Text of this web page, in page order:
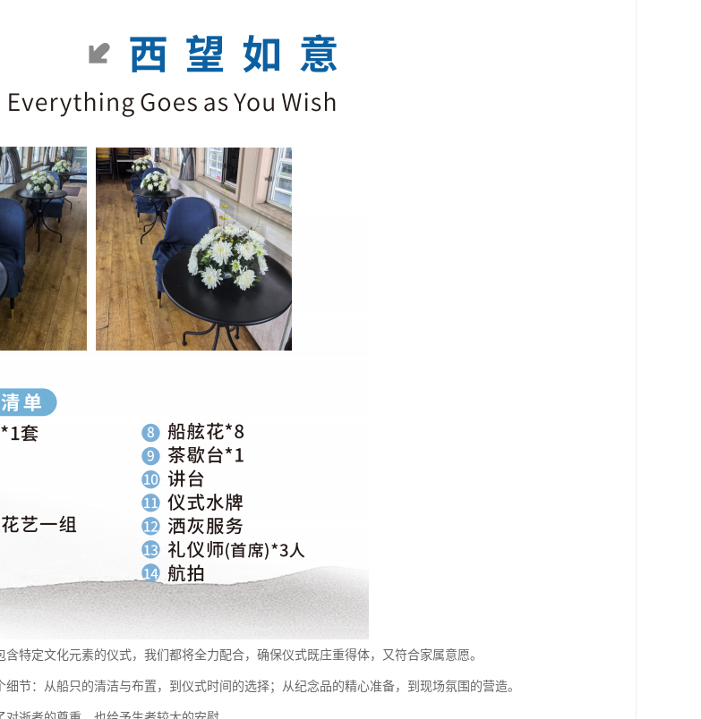
特定文化元素的仪式，我们都将全力配合，确保仪式既庄重得体，又符合家属意愿。
节：从船只的清洁与布置，到仪式时间的选择；从纪念品的精心准备，到现场氛围的营造。